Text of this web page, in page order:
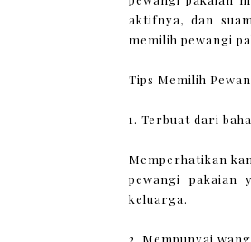
aktifnya, dan
memilih pewangi
Tips Memilih
1. Terbuat dari
Memperhatikan
pewangi pakaian
keluarga.
2. Mempunyai